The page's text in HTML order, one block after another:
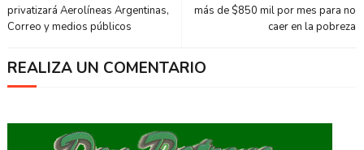
más de $850 mil por mes para no
caer en la pobreza
privatizará Aerolíneas Argentinas,
Correo y medios públicos
REALIZA UN COMENTARIO